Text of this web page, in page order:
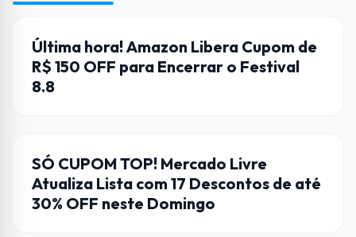
AMAZON
Última hora! Amazon Libera Cupom de
R$ 150 OFF para Encerrar o Festival
8.8
CUPONS DE DESCONTO
SÓ CUPOM TOP! Mercado Livre
Atualiza Lista com 17 Descontos de até
30% OFF neste Domingo